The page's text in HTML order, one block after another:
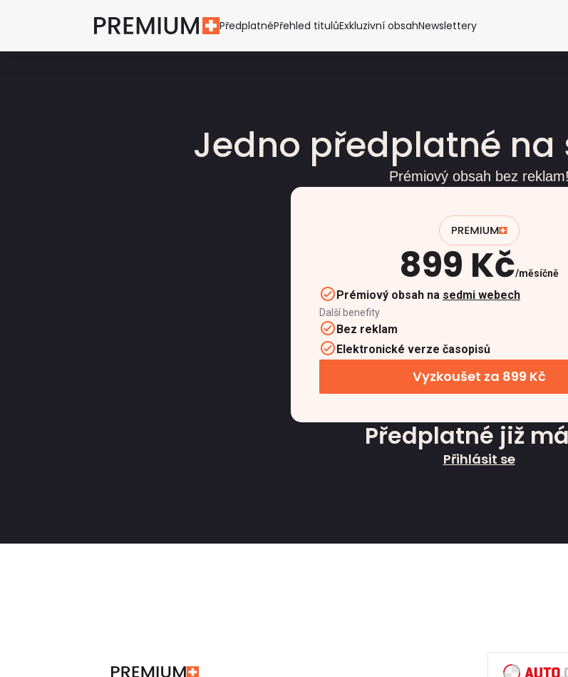
PředplatnéPřehled titulůExkluzivní obsahNewslettery
Jedno předplatné na
Prémiový obsah bez reklam!
899 Kč měsíčně
Prémiový obsah na sedmi webech
Další benefity
Bez reklam
Elektronické verze časopisů
Vyzkoušet za 899 Kč
Předplatné již
Přihlásit se